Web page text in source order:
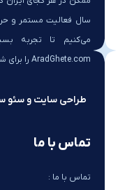
سال فعالیت مستمر و
می‌کنیم تا تجربه
AradGhete.com را برای شما ایجاد کنیم.
تماس با ما
تماس با ما :
طراحی سایت و سئو